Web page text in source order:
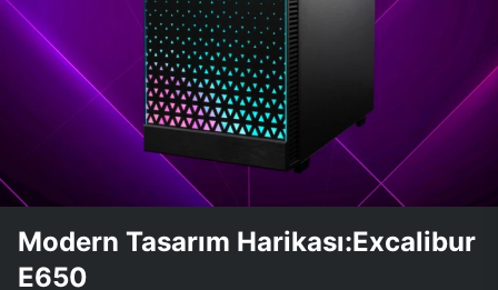
Modern Tasarım Harikası:Excalibur
E650